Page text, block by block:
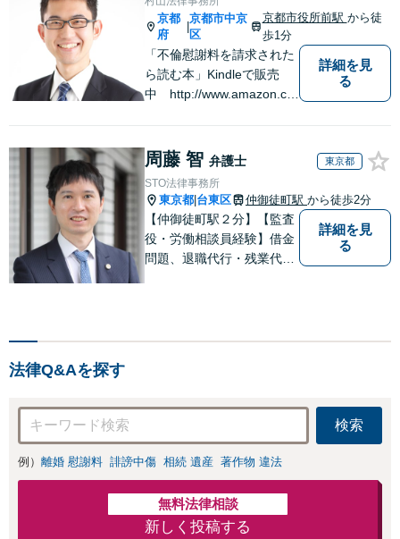
京都
府
|
京都市中京
区
京都市役所前駅 から徒
歩1分
「不倫慰謝料を請求された
ら読む本」Kindleで販売
中 http://www.amazon.co.
詳細を見
る
周藤 智 弁護士 東京都
STO法律事務所
東京都 台東区 仲御徒町駅 から徒歩2分
【仲御徒町駅２分】【監査
役・労働相談員経験】借金
問題、退職代行・残業代請
詳細を見
る
法律Q&Aを探す
検索
例） 離婚 慰謝料 誹謗中傷 相続 遺産 著作物 違法
無料法律相談
新しく投稿する